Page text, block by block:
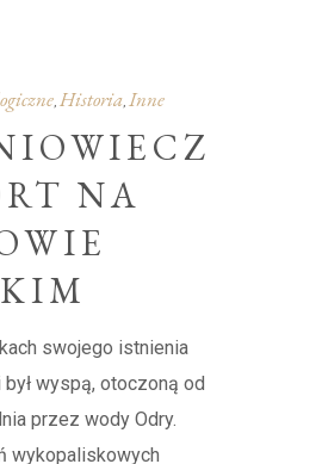
, Historia, Inne
NA
swojego istnienia
wyspą, otoczoną od
przez wody Odry.
wykopaliskowych